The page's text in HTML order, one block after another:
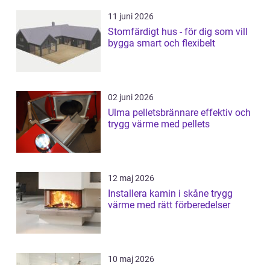
11 juni 2026
Stomfärdigt hus - för dig som vill
bygga smart och flexibelt
02 juni 2026
Ulma pelletsbrännare effektiv och
trygg värme med pellets
12 maj 2026
Installera kamin i skåne trygg
värme med rätt förberedelser
10 maj 2026